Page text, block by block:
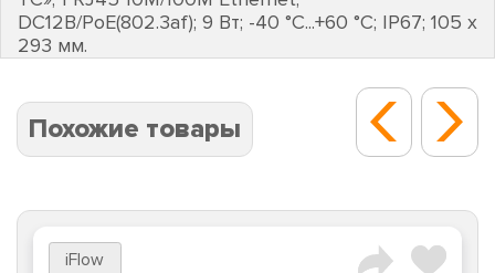
DC12В/PoE(802.3af); 9 Вт; -40 °C...+60 °C; IP67; 105 х
293 мм.
Похожие товары
iFlow